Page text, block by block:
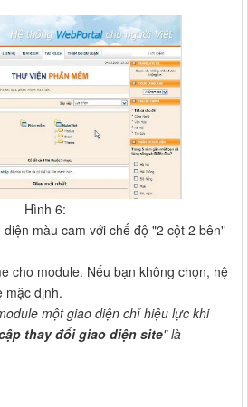
Hình 6:
màu cam với chế độ "2 cột 2 bên"
cho module. Nếu bạn không chọn, hệ
mặc định.
một giao diện chỉ hiệu lực khi
thay đổi giao diện site" là